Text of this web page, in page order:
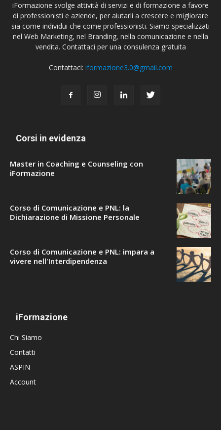
iFormazione svolge attività di servizi e di formazione a favore
di professionisti e aziende, per aiutarli a crescere e migliorare
sia come individui che come professionisti. Siamo specializzati
nel Web Marketing, nel Branding, nella comunicazione e nella
vendita. Contattaci per una consulenza gratuita
Contattaci: iformazione3.0@gmail.com
Corsi in evidenza
Master in Coaching e Counseling con
iFormazione
Corso di Comunicazione e PNL: la
Dichiarazione di Missione Personale
Corso di Comunicazione e PNL: impara a
vivere nell'Interdipendenza
iFormazione
Chi Siamo
Contatti
ASPIN
Account